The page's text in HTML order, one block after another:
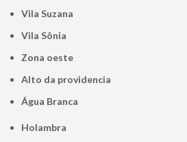
Vila Suzana
Vila Sônia
Zona oeste
alto da providencia
Água Branca
Holambra